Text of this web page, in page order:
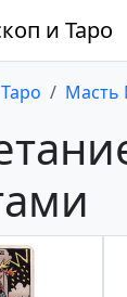
и Таро
Таро Масть